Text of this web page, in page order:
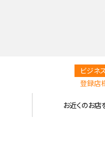
ビジネ
登録店
お近くのお店